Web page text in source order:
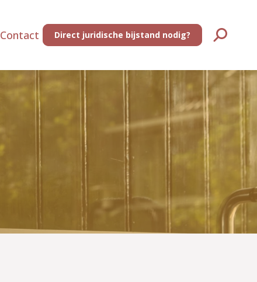
Contact Direct juridische bijstand nodig? Zoeken: